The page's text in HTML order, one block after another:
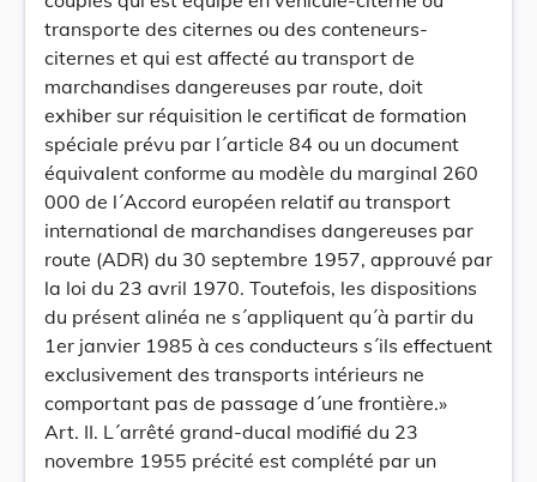
transporte des citernes ou des conteneurs-
citernes et qui est affecté au transport de
marchandises dangereuses par route, doit
exhiber sur réquisition le certificat de formation
spéciale prévu par l´article 84 ou un document
équivalent conforme au modèle du marginal 260
000 de l´Accord européen relatif au transport
international de marchandises dangereuses par
route (ADR) du 30 septembre 1957, approuvé par
la loi du 23 avril 1970. Toutefois, les dispositions
du présent alinéa ne s´appliquent qu´à partir du
1er janvier 1985 à ces conducteurs s´ils effectuent
exclusivement des transports intérieurs ne
comportant pas de passage d´une frontière.»
Art. II. L´arrêté grand-ducal modifié du 23
novembre 1955 précité est complété par un